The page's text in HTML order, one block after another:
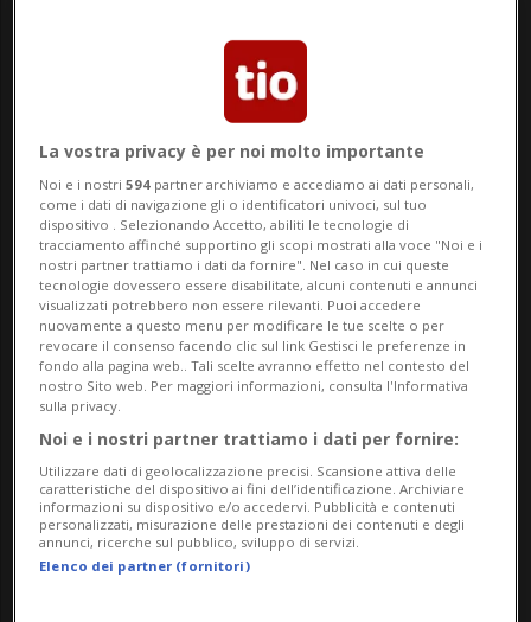
È ufficiale: se fai troppi resi
Zalando ti blocca
SVIZZERA 11 mesi
Quando le spese di spedizione
guidano gli acquisti online
La vostra privacy è per noi molto importante
Noi e i nostri594 partner archiviamo e accediamo ai dati personali,
come i dati di navigazione gli o identificatori univoci, sul tuo
dispositivo . Selezionando Accetto, abiliti le tecnologie di
tracciamento affinché supportino gli scopi mostrati alla voce "Noi e i
nostri partner trattiamo i dati da fornire". Nel caso in cui queste
tecnologie dovessero essere disabilitate, alcuni contenuti e annunci
visualizzati potrebbero non essere rilevanti. Puoi accedere
nuovamente a questo menu per modificare le tue scelte o per
revocare il consenso facendo clic sul link Gestisci le preferenze in
fondo alla pagina web.. Tali scelte avranno effetto nel contesto del
nostro Sito web. Per maggiori informazioni, consulta l'Informativa
sulla privacy.
Noi e i nostri partner trattiamo i dati per fornire:
Utilizzare dati di geolocalizzazione precisi. Scansione attiva delle
caratteristiche del dispositivo ai fini dell’identificazione. Archiviare
informazioni su dispositivo e/o accedervi. Pubblicità e contenuti
personalizzati, misurazione delle prestazioni dei contenuti e degli
annunci, ricerche sul pubblico, sviluppo di servizi.
Elenco dei partner (fornitori)